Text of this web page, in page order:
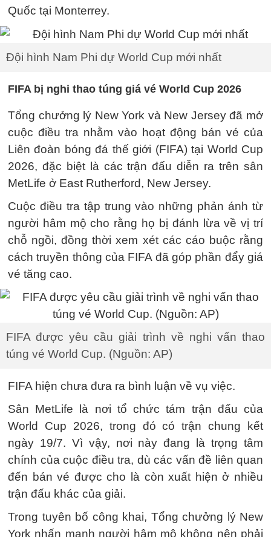
Quốc tại Monterrey.
Đội hình Nam Phi dự World Cup mới nhất
FIFA bị nghi thao túng giá vé World Cup 2026
Tổng chưởng lý New York và New Jersey đã mở
cuộc điều tra nhằm vào hoạt động bán vé của
Liên đoàn bóng đá thế giới (FIFA) tại World Cup
2026, đặc biệt là các trận đấu diễn ra trên sân
MetLife ở East Rutherford, New Jersey.
Cuộc điều tra tập trung vào những phản ánh từ
người hâm mộ cho rằng họ bị đánh lừa về vị trí
chỗ ngồi, đồng thời xem xét các cáo buộc rằng
cách truyền thông của FIFA đã góp phần đẩy giá
vé tăng cao.
FIFA được yêu cầu giải trình về nghi vấn thao
túng vé World Cup. (Nguồn: AP)
FIFA hiện chưa đưa ra bình luận về vụ việc.
Sân MetLife là nơi tổ chức tám trận đấu của
World Cup 2026, trong đó có trận chung kết
ngày 19/7. Vì vậy, nơi này đang là trọng tâm
chính của cuộc điều tra, dù các vấn đề liên quan
đến bán vé được cho là còn xuất hiện ở nhiều
trận đấu khác của giải.
Trong tuyên bố công khai, Tổng chưởng lý New
York nhấn mạnh người hâm mộ không nên phải